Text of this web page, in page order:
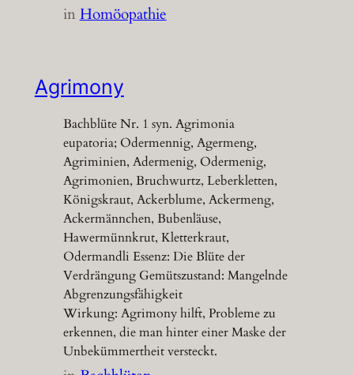
inHomöopathie
Agrimony
Bachblüte Nr. 1 syn. Agrimonia
eupatoria; Odermennig, Agermeng,
Agriminien, Adermenig, Odermenig,
Agrimonien, Bruchwurtz, Leberkletten,
Königskraut, Ackerblume, Ackermeng,
Ackermännchen, Bubenläuse,
Hawermünnkrut, Kletterkraut,
Odermandli Essenz: Die Blüte der
Verdrängung Gemütszustand: Mangelnde
Abgrenzungsfähigkeit
Wirkung: Agrimony hilft, Probleme zu
erkennen, die man hinter einer Maske der
Unbekümmertheit versteckt.